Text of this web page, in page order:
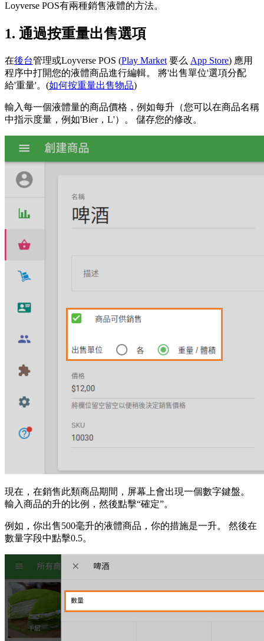
Loyverse POS有兩種銷售液體的方法。
1. 通過按重量出售選項
在後台管理或Loyverse POS (Play Market 要么 App Store) 應用
程序中打開您的液體商品進行編輯。 將'出售單位'選項分配
給'重量'。(如何按重量出售物品)
輸入每一個液體量的商品價格，例如每升（您可以在商品名稱
中指示度量，例如'Bier，L'）。 儲存您的修改。
現在，在銷售此類商品期間，屏幕上會出現一個數字鍵盤。
輸入商品的升的比例，然後點擊“確定”。
例如，你出售500毫升的液體商品，你的措施是一升。 然後在
數量字段中點擊0.5。